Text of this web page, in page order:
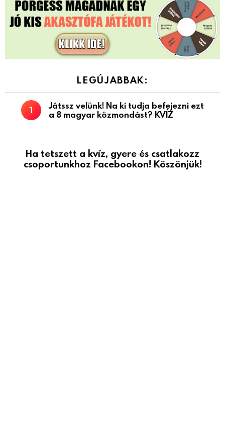
LEGÚJABBAK:
Játssz velünk! Na ki tudja befejezni ezt
a 8 magyar közmondást? KVÍZ
Ha tetszett a kvíz, gyere és csatlakozz
csoportunkhoz Facebookon! Köszönjük!